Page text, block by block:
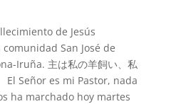
de Jesús
San José de
Iruña. 主は私の羊飼い、私
El Señor es mi Pastor, nada
ha marchado hoy martes